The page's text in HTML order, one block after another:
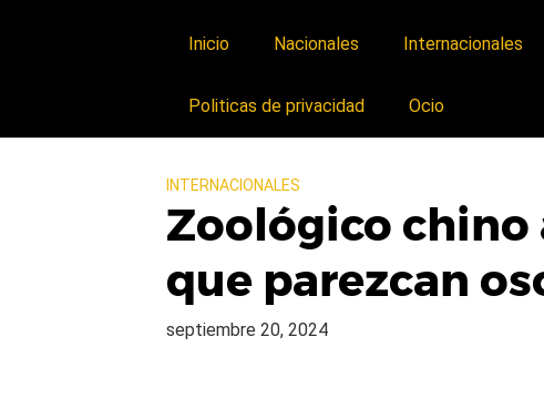
Inicio Nacionales Internacionales
Politicas de privacidad Ocio
INTERNACIONALES
Zoológico chino
que parezcan
septiembre 20, 2024